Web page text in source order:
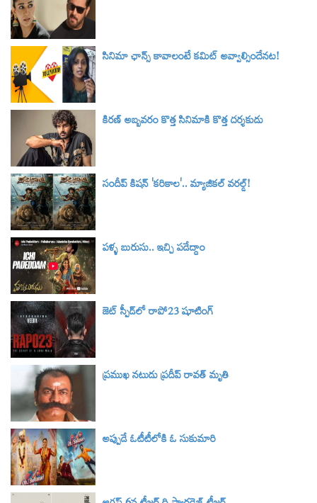
సినిమా ఛాన్స్ కావాలంటే కమిట్ అవ్వాల్సిందేనట!
కిరణ్ అబ్బవరం కొత్త సినిమాకి కొత్త దర్శకుడు
సందీప్ కిషన్ 'కరికాల'.. మ్యాజికల్ వరల్డ్‌!
పళ్ళ బురుసు.. ఇచ్చి పడేద్దాం
జెట్ స్పీడ్‌లో రాపో23 షూటింగ్
ప్రముఖ నటుడు ప్రదీప్ రావత్ మృతి
అప్పుడే ఓటీటీలోకి ఓ సుకుమారి